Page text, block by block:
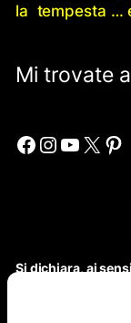
la tempesta …
Mi trovate
Facebook Instagram YouTube X Pinterest
Si dichiara, ai
questo sito non